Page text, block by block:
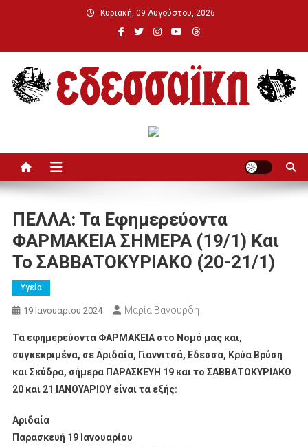
Κυριακή, 09 Αυγούστου, 2026
ΠΕΛΛΑ: Τα Εφημερεύοντα
ΦΑΡΜΑΚΕΙΑ ΣΗΜΕΡΑ (19/1) Και
Το ΣΑΒΒΑΤΟΚΥΡΙΑΚΟ (20-21/1)
Υγεία
19 Ιανουαρίου 2024 Μαρία Βαγουρδή
Τα εφημερεύοντα ΦΑΡΜΑΚΕΙΑ στο Νομό μας και,
συγκεκριμένα, σε Αριδαία, Γιαννιτσά, Εδεσσα, Κρύα Βρύση
και Σκύδρα, σήμερα ΠΑΡΑΣΚΕΥΗ 19 και το ΣΑΒΒΑΤΟΚΥΡΙΑΚΟ
20 και 21 ΙΑΝΟΥΑΡΙΟΥ είναι τα εξής:
Αριδαία
Παρασκευή 19 Ιανουαρίου